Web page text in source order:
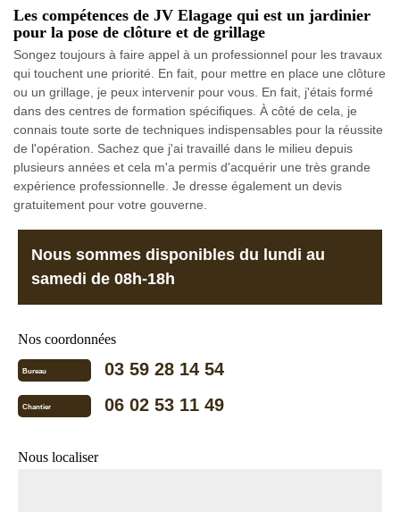
Les compétences de JV Elagage qui est un jardinier
pour la pose de clôture et de grillage
Songez toujours à faire appel à un professionnel pour les travaux
qui touchent une priorité. En fait, pour mettre en place une clôture
ou un grillage, je peux intervenir pour vous. En fait, j'étais formé
dans des centres de formation spécifiques. À côté de cela, je
connais toute sorte de techniques indispensables pour la réussite
de l'opération. Sachez que j'ai travaillé dans le milieu depuis
plusieurs années et cela m'a permis d'acquérir une très grande
expérience professionnelle. Je dresse également un devis
gratuitement pour votre gouverne.
Nous sommes disponibles du lundi au
samedi de 08h-18h
Nos coordonnées
Bureau 03 59 28 14 54
Chantier 06 02 53 11 49
Nous localiser